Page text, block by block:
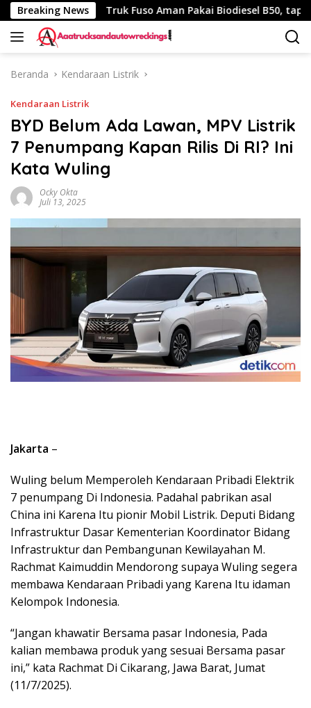
Langsung
ke
konten
Breaking News
Km Truk Fuso Aman Pakai Biodiesel B50, tapi Ada
Beranda Kendaraan Listrik
Kendaraan Listrik
BYD Belum Ada Lawan, MPV Listrik
7 Penumpang Kapan Rilis Di RI? Ini
Kata Wuling
Ocky Okta
Juli 13, 2025
Jakarta –
Wuling belum Memperoleh Kendaraan Pribadi Elektrik
7 penumpang Di Indonesia. Padahal pabrikan asal
China ini Karena Itu pionir Mobil Listrik. Deputi Bidang
Infrastruktur Dasar Kementerian Koordinator Bidang
Infrastruktur dan Pembangunan Kewilayahan M.
Rachmat Kaimuddin Mendorong supaya Wuling segera
membawa Kendaraan Pribadi yang Karena Itu idaman
Kelompok Indonesia.
“Jangan khawatir Bersama pasar Indonesia, Pada
kalian membawa produk yang sesuai Bersama pasar
ini,” kata Rachmat Di Cikarang, Jawa Barat, Jumat
(11/7/2025).